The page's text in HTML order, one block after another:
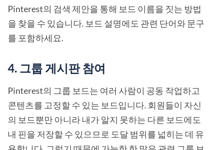
Pinterest의 검색 제안을 통해 보드 이름을 짓는 방법
을 찾을 수 있습니다. 보드 설명에도 관련 단어와 문구
를 포함하세요.
4. 그룹 게시판 참여
Pinterest의 그룹 보드는 여러 사람이 공동 작업하고
콘텐츠를 고정할 수 있는 보드입니다. 회원들이 자신
의 보드뿐만 아니라 내가 알지 못하는 다른 보드에도
내 핀을 저장할 수 있으므로 도달 범위를 넓히는 데 유